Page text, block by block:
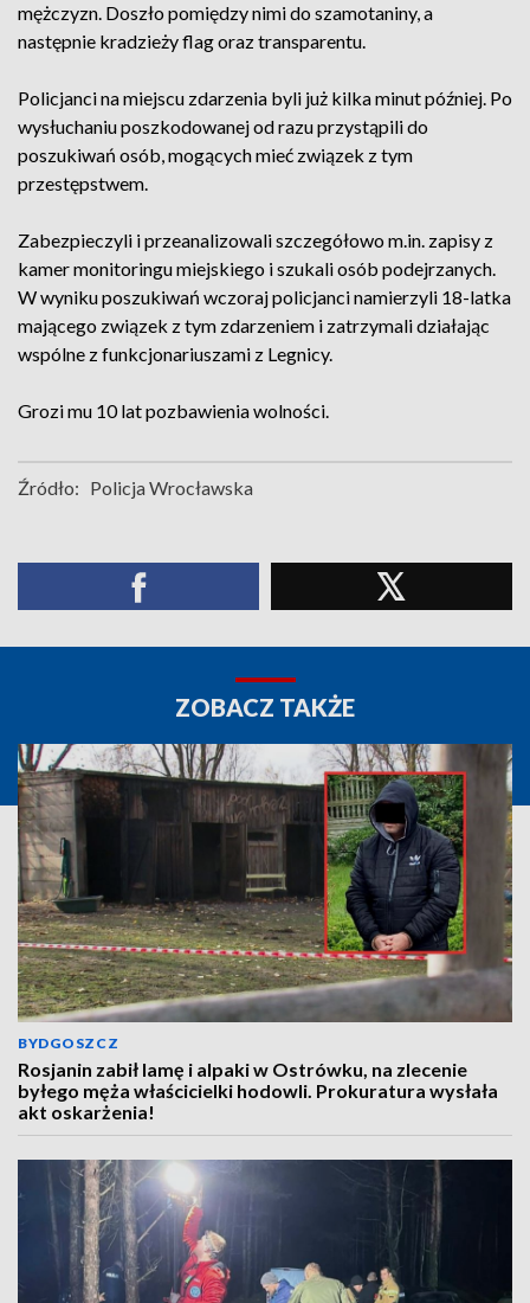
mężczyzn. Doszło pomiędzy nimi do szamotaniny, a
następnie kradzieży flag oraz transparentu.
Policjanci na miejscu zdarzenia byli już kilka minut później. Po
wysłuchaniu poszkodowanej od razu przystąpili do
poszukiwań osób, mogących mieć związek z tym
przestępstwem.
Zabezpieczyli i przeanalizowali szczegółowo m.in. zapisy z
kamer monitoringu miejskiego i szukali osób podejrzanych.
W wyniku poszukiwań wczoraj policjanci namierzyli 18-latka
mającego związek z tym zdarzeniem i zatrzymali działając
wspólne z funkcjonariuszami z Legnicy.
Grozi mu 10 lat pozbawienia wolności.
Źródło: Policja Wrocławska
ZOBACZ TAKŻE
BYDGOSZCZ
Rosjanin zabił lamę i alpaki w Ostrówku, na zlecenie
byłego męża właścicielki hodowli. Prokuratura wysłała
akt oskarżenia!